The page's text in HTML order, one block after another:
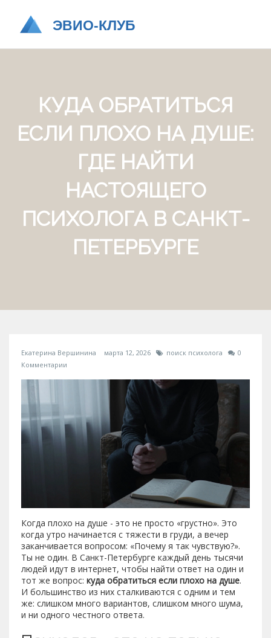
КУДА ОБРАТИТЬСЯ
ЕСЛИ ПЛОХО НА ДУШЕ:
ГДЕ НАЙТИ
НАСТОЯЩЕГО
ПСИХОЛОГА В САНКТ-
ПЕТЕРБУРГЕ
Екатерина Вершинина марта 12, 2026 поиск психолога
0
Комментарии
Когда плохо на душе - это не просто «грустно». Это
когда утро начинается с тяжести в груди, а вечер
заканчивается вопросом: «Почему я так чувствую?».
Ты не один. В Санкт-Петербурге каждый день тысячи
людей идут в интернет, чтобы найти ответ на один и
тот же вопрос: куда обратиться если плохо на душе.
И большинство из них сталкиваются с одним и тем
же: слишком много вариантов, слишком много шума,
и ни одного честного ответа.